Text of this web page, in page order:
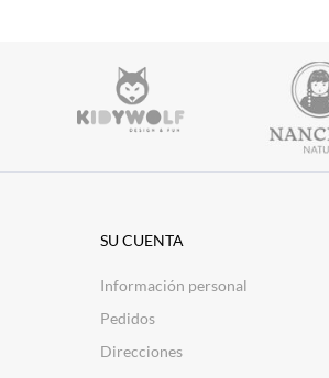
SU CUENTA
Información personal
Pedidos
Direcciones